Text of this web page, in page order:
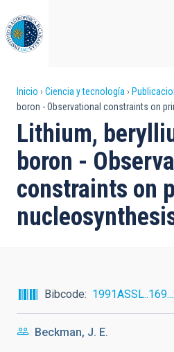
al
contenido
principal
Sobrescribir
enlaces
de
ayuda
a
la
Inicio Ciencia y tecnología
boron - Observational constraints on
Lithium,
boron -
constraints on
Bibcode
Beckman, J. E.